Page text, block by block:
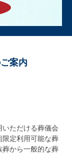
案内
ただける葬儀会
限定利用可能な葬
葬から一般的な葬